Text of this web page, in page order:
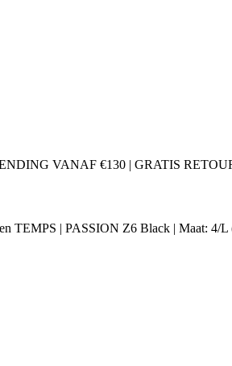
VANAF €130 | GRATIS
TEMPS | PASSION Z6 Black | Maat: 4/L